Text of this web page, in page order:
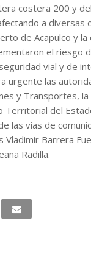
costera 200 y
a
de Acapulco y la
el riesgo
vial y de
urgente las
y Transportes,
Territorial del
las vías de
Barrera
Radilla.